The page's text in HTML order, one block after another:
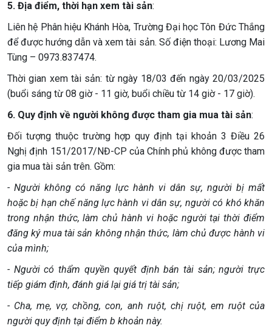
5. Địa điểm, thời hạn xem tài sản:
Liên hệ Phân hiệu Khánh Hòa, Trường Đại học Tôn Đức Thắng
để được hướng dẫn và xem tài sản. Số điện thoại: Lương Mai
Tùng – 0973.837474.
Thời gian xem tài sản: từ ngày 18/03 đến ngày 20/03/2025
(buổi sáng từ 08 giờ - 11 giờ, buổi chiều từ 14 giờ - 17 giờ).
6. Quy định về người không được tham gia mua tài sản:
Đối tượng thuộc trường hợp quy định tại khoản 3 Điều 26
Nghị định 151/2017/NĐ-CP của Chính phủ không được tham
gia mua tài sản trên. Gồm:
- Người không có năng lực hành vi dân sự, người bị mất
hoặc bị hạn chế năng lực hành vi dân sự, người có khó khăn
trong nhận thức, làm chủ hành vi hoặc người tại thời điểm
đăng ký mua tài sản không nhận thức, làm chủ được hành vi
của mình;
- Người có thẩm quyền quyết định bán tài sản; người trực
tiếp giám định, đánh giá lại giá trị tài sản;
- Cha, mẹ, vợ, chồng, con, anh ruột, chị ruột, em ruột của
người quy định tại điểm b khoản này.